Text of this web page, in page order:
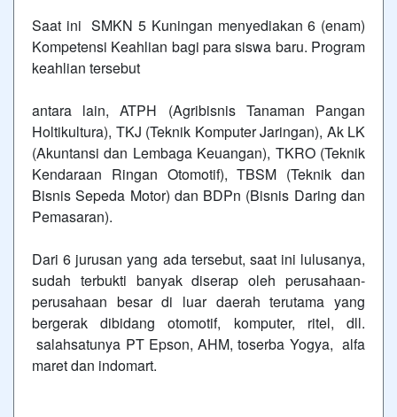
Saat ini SMKN 5 Kuningan menyediakan 6 (enam)
Kompetensi Keahlian bagi para siswa baru. Program
keahlian tersebut
antara lain, ATPH (Agribisnis Tanaman Pangan
Holtikultura), TKJ (Teknik Komputer Jaringan), Ak LK
(Akuntansi dan Lembaga Keuangan), TKRO (Teknik
Kendaraan Ringan Otomotif), TBSM (Teknik dan
Bisnis Sepeda Motor) dan BDPn (Bisnis Daring dan
Pemasaran).
Dari 6 jurusan yang ada tersebut, saat ini lulusanya,
sudah terbukti banyak diserap oleh perusahaan-
perusahaan besar di luar daerah terutama yang
bergerak dibidang otomotif, komputer, ritel, dll.
salahsatunya PT Epson, AHM, toserba Yogya, alfa
maret dan indomart.